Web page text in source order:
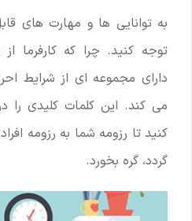
به توانایی ها و مهارت های
توجه کنید. چرا که کارفرما
دارای مجموعه ای از شرایط
می کند. این کلمات کلیدی را
کنید تا رزومه شما به رزومه
گردد، گره بخورد.